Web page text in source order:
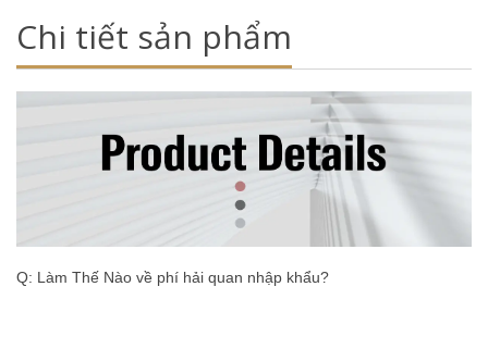
Chi tiết sản phẩm
Q: Làm Thế Nào về phí hải quan nhập khẩu?